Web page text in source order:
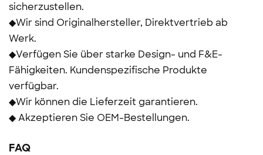
sicherzustellen.
◆Wir sind Originalhersteller, Direktvertrieb ab
Werk.
◆Verfügen Sie über starke Design- und F&E-
Fähigkeiten. Kundenspezifische Produkte
verfügbar.
◆Wir können die Lieferzeit garantieren.
◆ Akzeptieren Sie OEM-Bestellungen.
FAQ